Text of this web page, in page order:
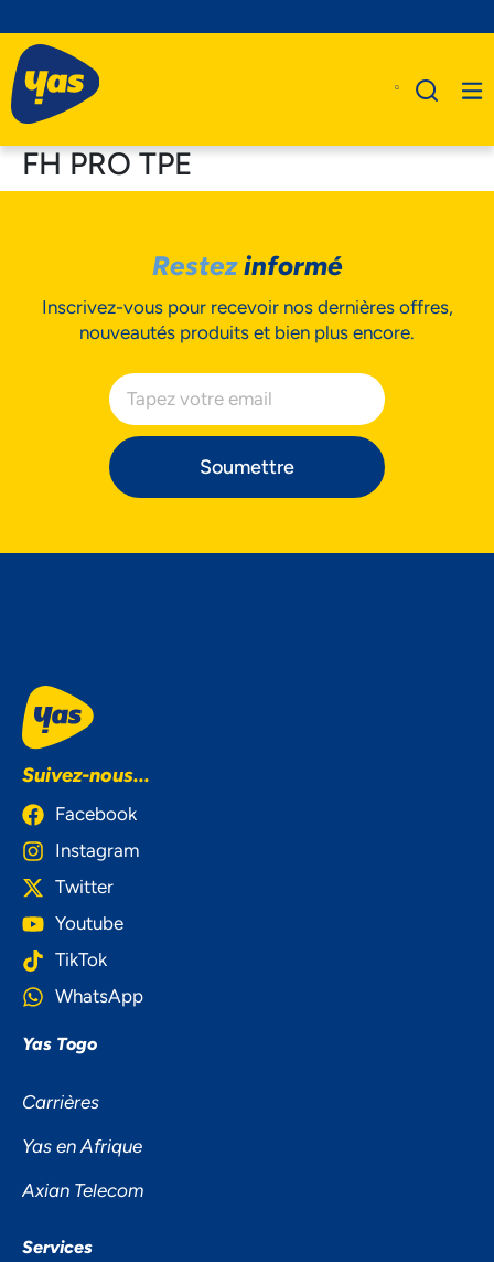
Business
Assistance
FH PRO TPE
Restezinformé
Inscrivez-vous pour recevoir nos dernières offres,
nouveautés produits et bien plus encore.
Soumettre
Suivez-nous...
Facebook
Instagram
Twitter
Youtube
TikTok
WhatsApp
Yas Togo
Carrières
Yas en Afrique
Axian Telecom
Services
NOUS ACCORDONS DE